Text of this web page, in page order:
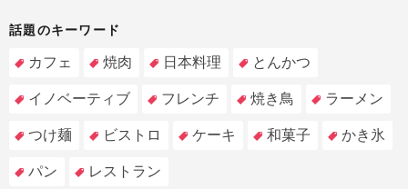
話題のキーワード
カフェ 焼肉 日本料理 とんかつ
イノベーティブ フレンチ 焼き鳥 ラーメン
つけ麺 ビストロ ケーキ 和菓子 かき氷
パン レストラン